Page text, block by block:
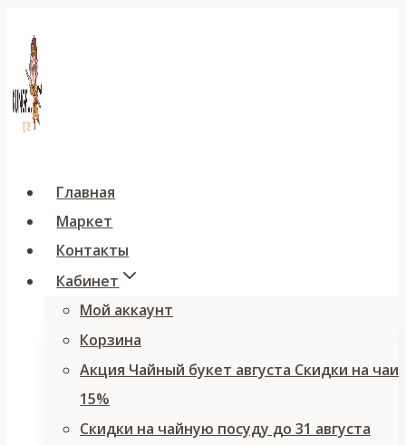
содержимому
Главная
Маркет
Контакты
Кабинет
Мой аккаунт
Корзина
Акция Чайный букет августа Скидки на чаи
15%
Скидки на чайную посуду до 31 августа